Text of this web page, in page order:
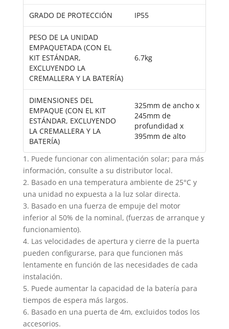
GRADO DE PROTECCIÓN IP55
PESO DE LA UNIDAD
EMPAQUETADA (CON EL
KIT ESTÁNDAR,
EXCLUYENDO LA
CREMALLERA Y LA BATERÍA)
6.7kg
DIMENSIONES DEL
EMPAQUE (CON EL KIT
ESTÁNDAR, EXCLUYENDO
LA CREMALLERA Y LA
BATERÍA)
325mm de ancho x
245mm de
profundidad x
395mm de alto
1. Puede funcionar con alimentación solar; para más
información, consulte a su distributor local.
2. Basado en una temperatura ambiente de 25°C y
una unidad no expuesta a la luz solar directa.
3. Basado en una fuerza de empuje del motor
inferior al 50% de la nominal, (fuerzas de arranque y
funcionamiento).
4. Las velocidades de apertura y cierre de la puerta
pueden configurarse, para que funcionen más
lentamente en función de las necesidades de cada
instalación.
5. Puede aumentar la capacidad de la batería para
tiempos de espera más largos.
6. Basado en una puerta de 4m, excluidos todos los
accesorios.